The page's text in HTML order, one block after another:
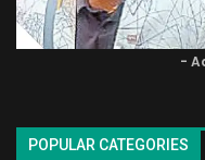
-
POPULAR CATEGORIES